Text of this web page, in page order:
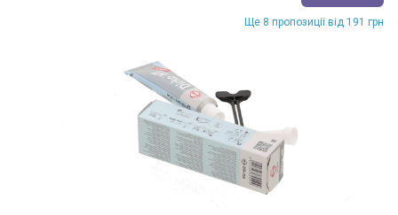
Ще 8 пропозиції від 191 грн